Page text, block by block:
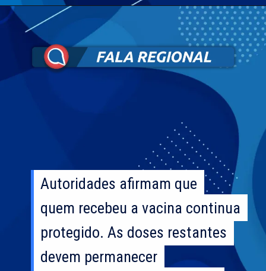
Autoridades afirmam que
quem recebeu a vacina continua
protegido. As doses restantes
devem permanecer
Autoridades afirmam que
quem recebeu a vacina continua
protegido. As doses restantes
devem permanecer